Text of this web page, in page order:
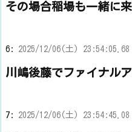
その場合稲場も一緒に
6: 2025/12/06(土) 23:54:05.68
川嶋後藤でファイナル
7: 2025/12/06(土) 23:54:45.08